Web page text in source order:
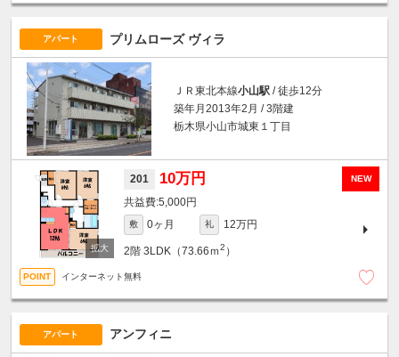
アパート プリムローズ ヴィラ
ＪＲ東北本線小山駅 / 徒歩12分
築年月2013年2月 / 3階建
栃木県小山市城東１丁目
NEW
201 10万円
5,000円
敷 0ヶ月 礼 12万円
2階 3LDK（73.66ｍ2 ）
インターネット無料
アパート アンフィニ